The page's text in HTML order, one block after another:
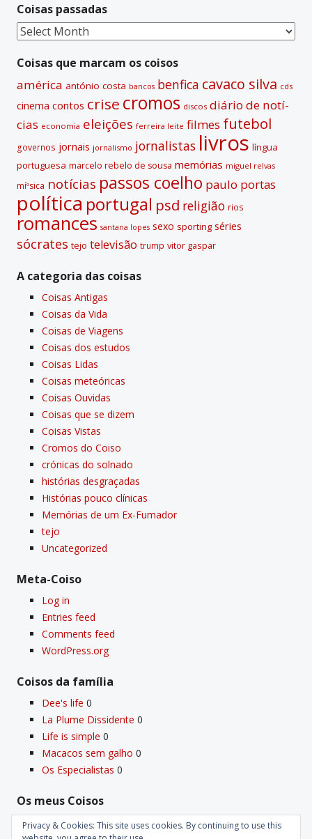
a
t
i
v
Coisas passadas
Coisas
Coisas que marcam os coisos
américa antónio costa bancos benfica cavaco silva cds
cinema contos crise cromos discos diário de notí­
cias economia eleições ferreira leite filmes futebol
governos jornais jornalismo jornalistas livros lí­ngua
portuguesa marcelo rebelo de sousa memórias miguel relvas
míºsica notí­cias passos coelho paulo portas
polí­tica portugal psd religião rios
romances santana lopes sexo sporting séries
sócrates tejo televisão trump vitor gaspar
A categoria das coisas
Coisas Antigas
Coisas da Vida
Coisas de Viagens
Coisas dos estudos
Coisas Lidas
Coisas meteóricas
Coisas Ouvidas
Coisas que se dizem
Coisas Vistas
Cromos do Coiso
crónicas do solnado
histórias desgraçadas
Histórias pouco clí­nicas
Memórias de um Ex-Fumador
tejo
Uncategorized
Meta-Coiso
Log in
Entries feed
Comments feed
WordPress.org
Coisos da famí­lia
Dee's life 0
La Plume Dissidente 0
Life is simple 0
Macacos sem galho 0
Os Especialistas 0
Os meus Coisos
Deus0
Privacy & Cookies: This site uses cookies. By continuing to use this